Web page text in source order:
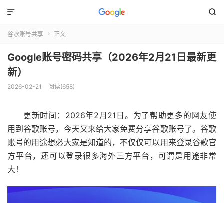


谷歌账号共享  正文
Google账号密码共享（2026年2月21日最新更
新）
2026-02-21 阅读(658)
更新时间：2026年2月21日。为了帮助更多的网友使
用到谷歌账号，今天又来给大家免费分享谷歌账号了。谷歌
账号的用途想必大家是知道的，不仅仅可以用来登录谷歌官
方平台，还可以登录很多海外三方平台，可谓是用途非常
大！